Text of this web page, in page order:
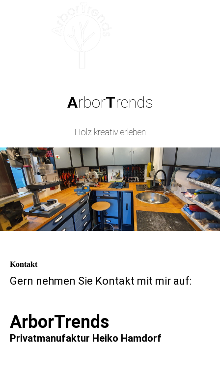
ArborTrends
Holz kreativ erleben
Kontakt
Gern nehmen Sie Kontakt mit mir auf:
ArborTrends
Privatmanufaktur Heiko Hamdorf